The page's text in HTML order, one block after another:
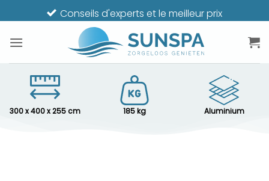
au
contenu
Spécialiste du bien-être depuis 2005
300 x 400 x 255 cm 185 kg Aluminium